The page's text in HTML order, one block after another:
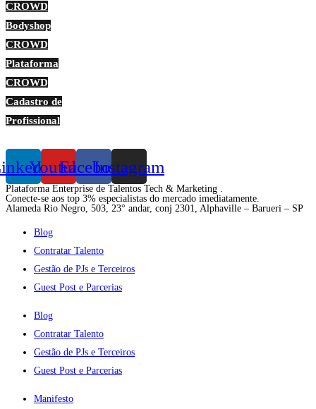
CROWD
Bodyshop
CROWD
Plataforma
CROWD
Cadastro de
Profissional
YoutubeFacebookInstagram
Plataforma Enterprise de Talentos Tech & Marketing .
Conecte-se aos top 3% especialistas do mercado imediatamente.
Alameda Rio Negro, 503, 23° andar, conj 2301, Alphaville – Barueri – SP
Blog
Contratar Talento
Gestão de PJs e Terceiros
Guest Post e Parcerias
Blog
Contratar Talento
Gestão de PJs e Terceiros
Guest Post e Parcerias
Manifesto